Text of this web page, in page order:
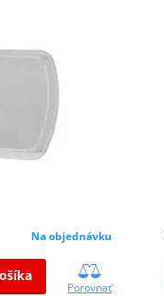
Na objednávku
Porovnať